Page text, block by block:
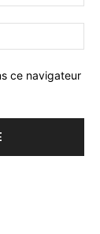
ce navigateur